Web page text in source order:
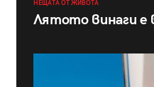
НЕЩАТА ОТ ЖИВОТА
Лятото винаги е